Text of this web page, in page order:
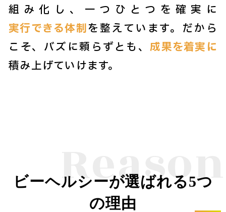
組み化し、一つひとつを確実に
実行できる体制を整えています。だから
こそ、バズに頼らずとも、成果を着実に
積み上げていけます。
Reason
ビーヘルシーが選ばれる5つ
の理由